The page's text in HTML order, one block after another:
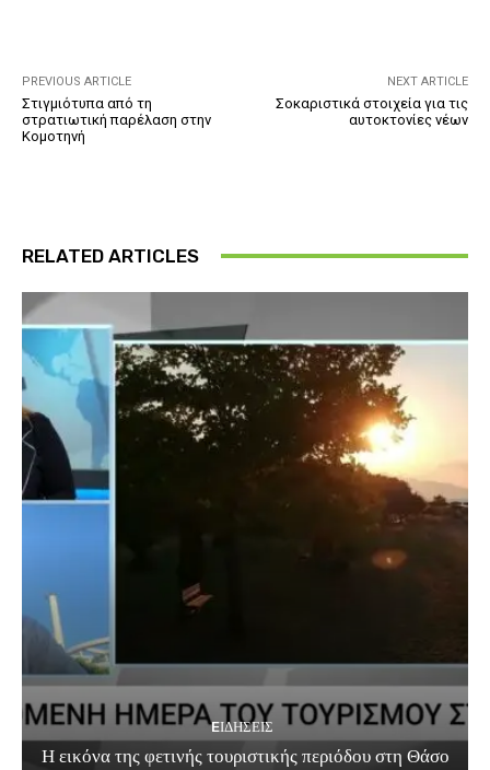
PREVIOUS ARTICLE
Στιγμιότυπα από τη
στρατιωτική παρέλαση στην
Κομοτηνή
NEXT ARTICLE
Σοκαριστικά στοιχεία για τις
αυτοκτονίες νέων
RELATED ARTICLES
EΙΔΗΣΕΙΣ
Η εικόνα της φετινής τουριστικής περιόδου στη Θάσο